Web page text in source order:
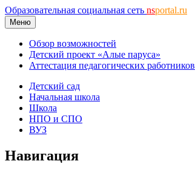
Образовательная социальная сеть nsportal.ru
Меню
Обзор возможностей
Детский проект «Алые паруса»
Аттестация педагогических работников
Детский сад
Начальная школа
Школа
НПО и СПО
ВУЗ
Навигация